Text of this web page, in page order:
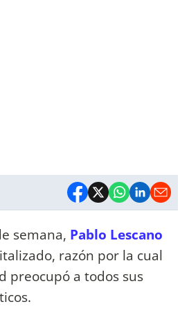
semana, Pablo Lescano
razón por la cual
preocupó a todos sus